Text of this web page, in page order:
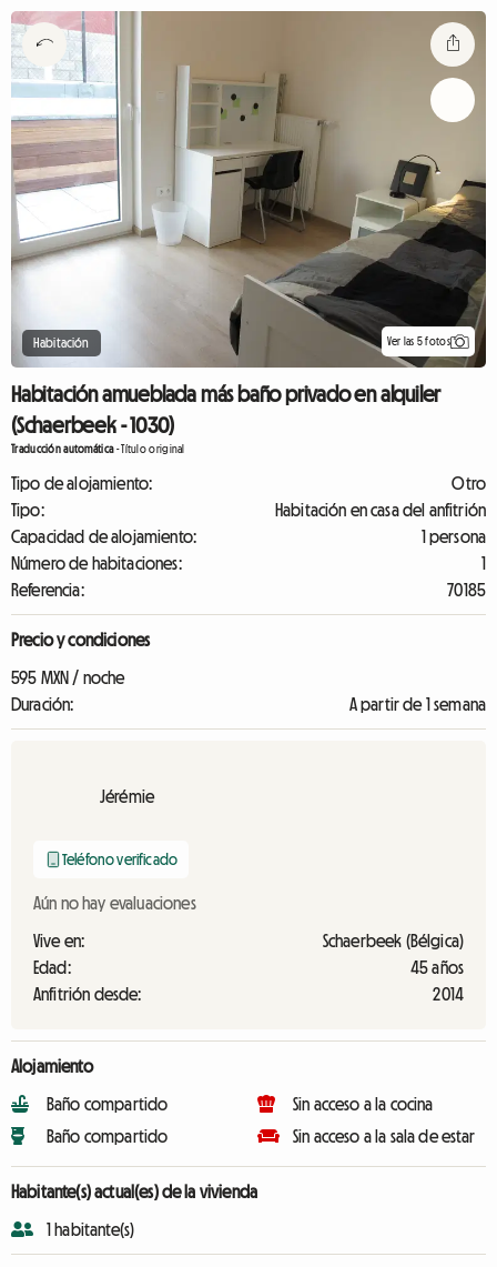
Habitación Ver las 5 fotos
Habitación amueblada más baño privado en alquiler
(Schaerbeek - 1030)
Traducción automática-Título original
Tipo de alojamiento:
Otro
Tipo:
Habitación en casa del anfitrión
Capacidad de alojamiento:
1 persona
Número de habitaciones:
1
Referencia:
70185
Precio y condiciones
595 MXN / noche
Duración:
A partir de 1 semana
Jérémie
Teléfono verificado
Aún no hay evaluaciones
Vive en:
Schaerbeek (Bélgica)
Edad:
45 años
Anfitrión desde:
2014
Alojamiento
Baño compartido
Baño compartido
Sin acceso a la cocina
Sin acceso a la sala de estar
Habitante(s) actual(es) de la vivienda
1 habitante(s)